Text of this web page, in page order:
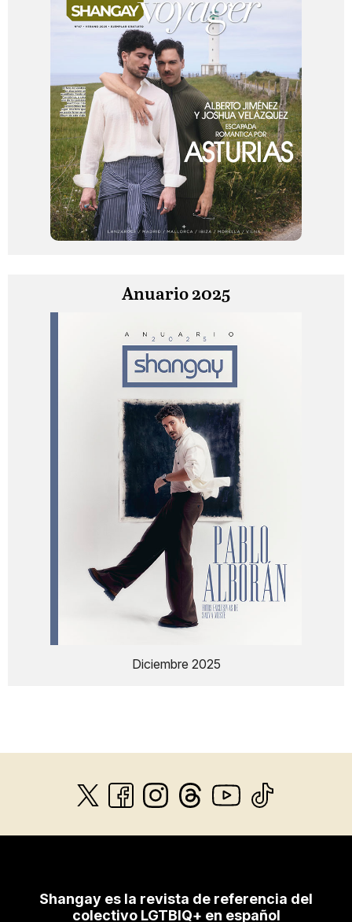
Anuario 2025
Diciembre 2025
Shangay es la revista de referencia del
colectivo LGTBIQ+ en español